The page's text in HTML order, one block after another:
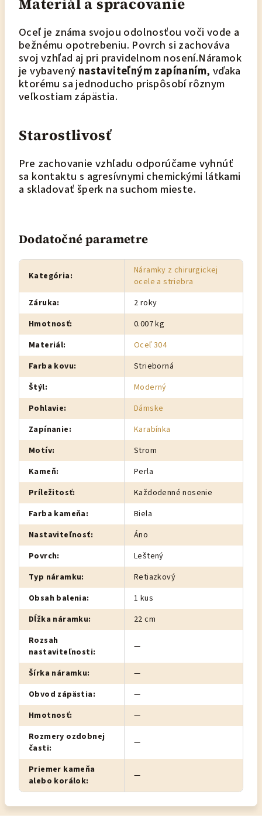
Oceľ je známa svojou odolnosťou voči vode a
bežnému opotrebeniu. Povrch si zachováva
svoj vzhľad aj pri pravidelnom nosení.Náramok
je vybavený nastaviteľným zapínaním, vďaka
ktorému sa jednoducho prispôsobí rôznym
veľkostiam zápästia.
Starostlivosť
Pre zachovanie vzhľadu odporúčame vyhnúť
sa kontaktu s agresívnymi chemickými látkami
a skladovať šperk na suchom mieste.
Dodatočné parametre
Kategória:
Náramky z chirurgickej
ocele a striebra
Záruka:
2 roky
Hmotnosť:
0.007 kg
Materiál:
Oceľ 304
Farba kovu:
Strieborná
Štýl:
Moderný
Pohlavie:
Dámske
Zapínanie:
Karabínka
Motív:
Strom
Kameň:
Perla
Príležitosť:
Každodenné nosenie
Farba kameňa:
Biela
Nastaviteľnosť:
Áno
Povrch:
Leštený
Typ náramku:
Retiazkový
Obsah balenia:
1 kus
Dĺžka náramku:
22 cm
Rozsah
nastaviteľnosti: —
Šírka náramku:
—
Obvod zápästia:
—
Hmotnosť:
—
Rozmery ozdobnej
časti: —
Priemer kameňa
alebo korálok: —